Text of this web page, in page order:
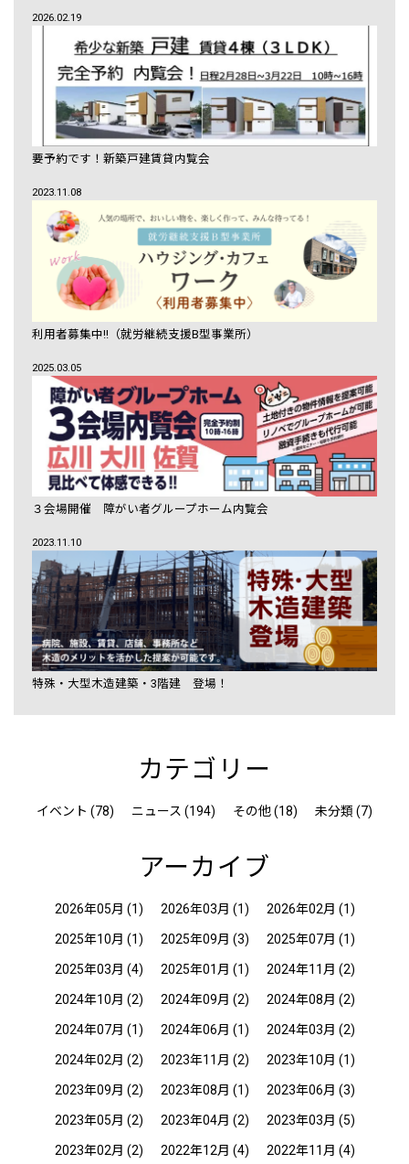
2026.02.19
要予約です！新築戸建賃貸内覧会
2023.11.08
利用者募集中!!（就労継続支援B型事業所）
2025.03.05
３会場開催 障がい者グループホーム内覧会
2023.11.10
特殊・大型木造建築・3階建 登場！
カテゴリー
イベント (78) ニュース (194) その他 (18) 未分類 (7)
アーカイブ
2026年05月 (1) 2026年03月 (1) 2026年02月 (1)
2025年10月 (1) 2025年09月 (3) 2025年07月 (1)
2025年03月 (4) 2025年01月 (1) 2024年11月 (2)
2024年10月 (2) 2024年09月 (2) 2024年08月 (2)
2024年07月 (1) 2024年06月 (1) 2024年03月 (2)
2024年02月 (2) 2023年11月 (2) 2023年10月 (1)
2023年09月 (2) 2023年08月 (1) 2023年06月 (3)
2023年05月 (2) 2023年04月 (2) 2023年03月 (5)
2023年02月 (2) 2022年12月 (4) 2022年11月 (4)